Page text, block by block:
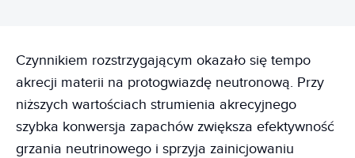
Czynnikiem rozstrzygającym okazało się tempo
akrecji materii na protogwiazdę neutronową. Przy
niższych wartościach strumienia akrecyjnego
szybka konwersja zapachów zwiększa efektywność
grzania neutrinowego i sprzyja zainicjowaniu